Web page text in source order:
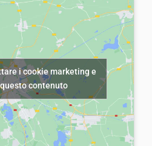
i cookie marketing e
contenuto